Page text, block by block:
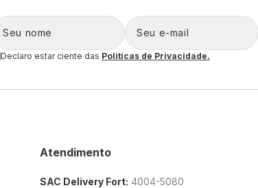
Declaro estar ciente das Politicas de Privacidade.
Atendimento
SAC Delivery Fort: 4004-5080